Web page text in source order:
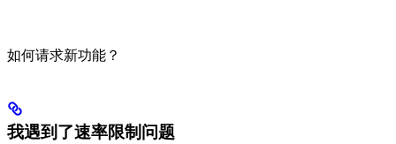
如何请求新功能？
我遇到了速率限制问题